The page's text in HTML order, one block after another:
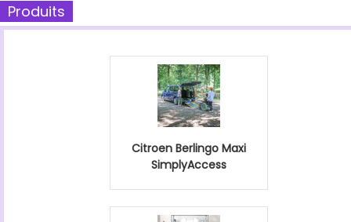
Produits
Citroen Berlingo Maxi
SimplyAccess